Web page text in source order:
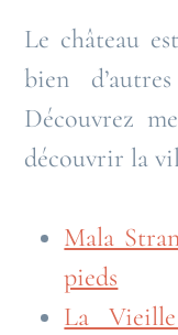
Le château
bien
Découvrez
découvrir la
Mala
pieds
La